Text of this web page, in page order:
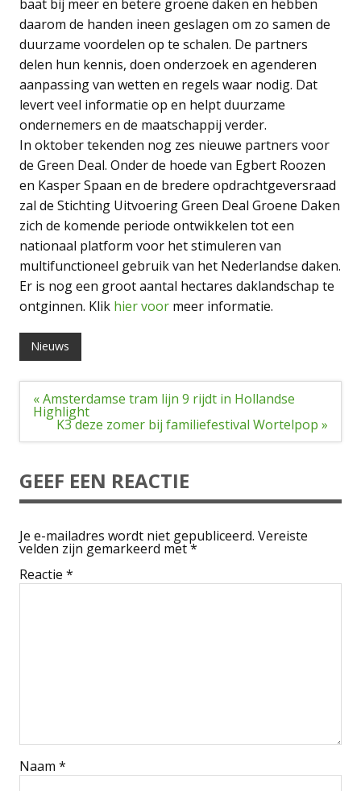
baat bij meer en betere groene daken en hebben
daarom de handen ineen geslagen om zo samen de
duurzame voordelen op te schalen. De partners
delen hun kennis, doen onderzoek en agenderen
aanpassing van wetten en regels waar nodig. Dat
levert veel informatie op en helpt duurzame
ondernemers en de maatschappij verder.
In oktober tekenden nog zes nieuwe partners voor
de Green Deal. Onder de hoede van Egbert Roozen
en Kasper Spaan en de bredere opdrachtgeversraad
zal de Stichting Uitvoering Green Deal Groene Daken
zich de komende periode ontwikkelen tot een
nationaal platform voor het stimuleren van
multifunctioneel gebruik van het Nederlandse daken.
Er is nog een groot aantal hectares daklandschap te
ontginnen. Klik hier voor meer informatie.
Nieuws
Bericht
navigatie
« Amsterdamse tram lijn 9 rijdt in Hollandse
Highlight
K3 deze zomer bij familiefestival Wortelpop »
GEEF EEN REACTIE
Je e-mailadres wordt niet gepubliceerd. Vereiste
velden zijn gemarkeerd met*
Reactie *
Naam *